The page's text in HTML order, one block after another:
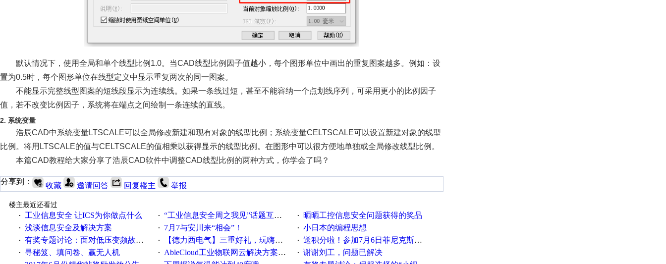
默认情况下，使用全局和单个线型比例1.0。当CAD线型比例因子值越小，每个图形单位中画出的重复图案越多。例如：设
置为0.5时，每个图形单位在线型定义中显示重复两次的同一图案。
不能显示完整线型图案的短线段显示为连续线。如果一条线过短，甚至不能容纳一个点划线序列，可采用更小的比例因子
值，若不改变比例因子，系统将在端点之间绘制一条连续的直线。
2. 系统变量
浩辰CAD中系统变量LTSCALE可以全局修改新建和现有对象的线型比例；系统变量CELTSCALE可以设置新建对象的线型
比例。将用LTSCALE的值与CELTSCALE的值相乘以获得显示的线型比例。在图形中可以很方便地单独或全局修改线型比例。
本篇CAD教程给大家分享了浩辰CAD软件中调整CAD线型比例的两种方式，你学会了吗？
分享到： 收藏 邀请回答 回复楼主 举报
楼主最近还看过
·
工业信息安全 让ICS为你做点什么 · “工业信息安全周之我见”话题互动获奖名单发布公告 · 晒晒工控信息安全问题获得的奖品
· 浅谈信息安全及解决方案 · 7月7与安川来“相会”！ · 小日本的编程思想
· 有奖专题讨论：面对低压变频故障，老手是这样解决的！ · 【德力西电气】三重好礼，玩嗨夏日！ · 送积分啦！参加7月6日菲尼克斯在线研讨会即得
· 寻秘笈、填问卷、赢无人机 · AbleCloud工业物联网云解决方案实践及应用 · 谢谢刘工，问题已解决